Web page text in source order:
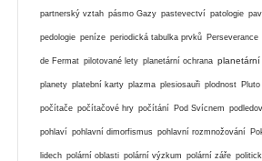
partnerský vztah pásmo Gazy pastevectví patologie
pedologie peníze periodická tabulka prvků Perseverance
de Fermat pilotované lety planetární ochrana planetární
planety platební karty plazma plesiosauři plodnost Pluto
počítače počítačové hry počítání Pod Svícnem
pohlaví pohlavní dimorfismus pohlavní rozmnožování
lidech polární oblasti polární výzkum polární záře